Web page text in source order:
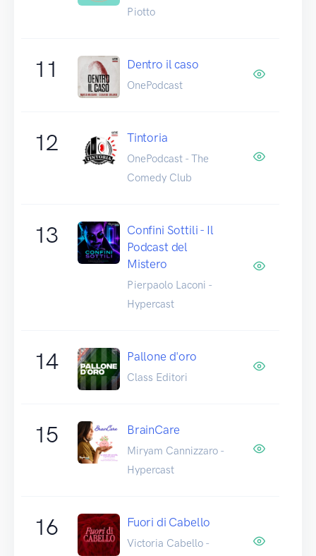
Piotto
11 Dentro il caso
OnePodcast
12 Tintoria
OnePodcast - The
Comedy Club
13
Confini Sottili - Il
Podcast del
Mistero
Pierpaolo Laconi -
Hypercast
14 Pallone d'oro
Class Editori
15 BrainCare
Miryam Cannizzaro -
Hypercast
16 Fuori di Cabello
Victoria Cabello -